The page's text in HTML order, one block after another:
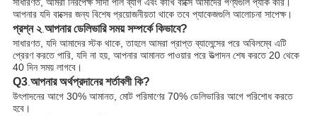
আপনার যদি বাক্সের জন্য বিশেষ প্রয়োজনীয়তা থাকে তবে প্যাকেজগুলি আলোচনা সাপেক্ষ।
প্রশ্ন ২ আপনার ডেলিভারি সময় সম্পর্কে কিভাবে?
সাধারণত, যদি আমাদের স্টক থাকে, তাহলে আমরা প্রাপ্ত ব্যালেন্সের পরে অবিলম্বে এটি
প্রেরণ করতে পারি, যদি না হয়, আপনার আমানত পাওয়ার পরে উত্পাদন শেষ করতে 20 থেকে
40 দিন সময় লাগবে।
Q3. আপনার অর্থপ্রদানের শর্তাবলী কি?
উৎপাদনের আগে 30% আমানত, মোট পরিমাণের 70% ডেলিভারির আগে পরিশোধ করতে
হবে।